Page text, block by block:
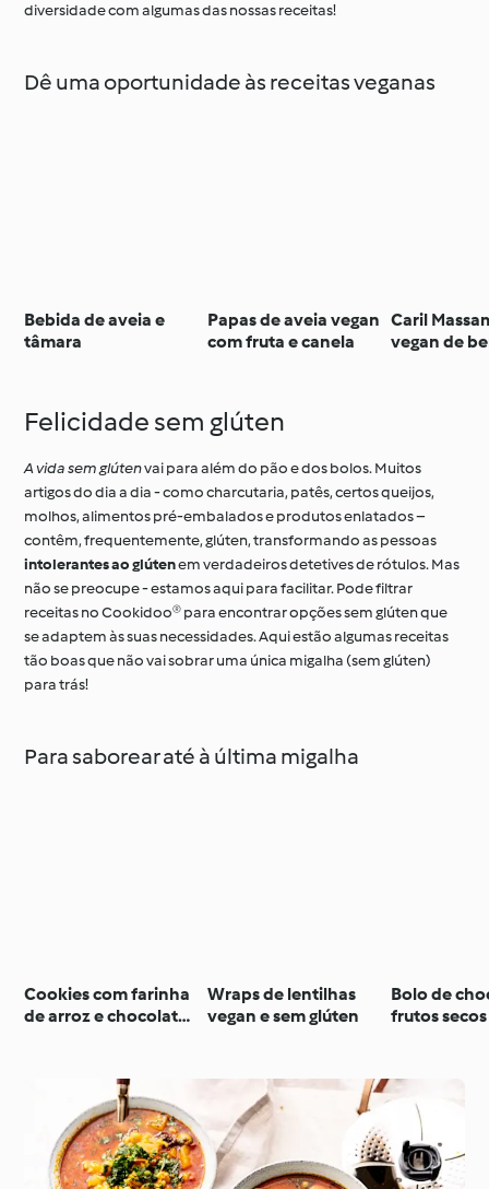
diversidade com algumas das nossas receitas!
Dê uma oportunidade às receitas veganas
Bebida de aveia e
tâmara
Papas de aveia vegan
com fruta e canela
Caril
vegan de
Felicidade sem glúten
A vida sem glútenvai para além do pão e dos bolos. Muitos
artigos do dia a dia - como charcutaria, patês, certos queijos,
molhos, alimentos pré-embalados e produtos enlatados –
contêm, frequentemente, glúten, transformando as pessoas
intolerantes ao glútenem verdadeiros detetives de rótulos. Mas
não se preocupe - estamos aqui para facilitar. Pode filtrar
receitas no Cookidoo® para encontrar opções sem glúten que
se adaptem às suas necessidades. Aqui estão algumas receitas
tão boas que não vai sobrar uma única migalha (sem glúten)
para trás!
Para saborear até à última migalha
Cookies com farinha
de arroz e chocolate
Wraps de lentilhas
vegan e sem glúten
Bolo de
frutos